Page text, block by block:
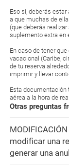
Eso sí, deberás
a que muchas de
(que deberás
suplemento extra en
En caso de tener
vacacional (Caribe,
de tu reserva
imprimir y llevar
Esta documentación
aérea a la hora de
Otras preguntas
modificar una
generar una